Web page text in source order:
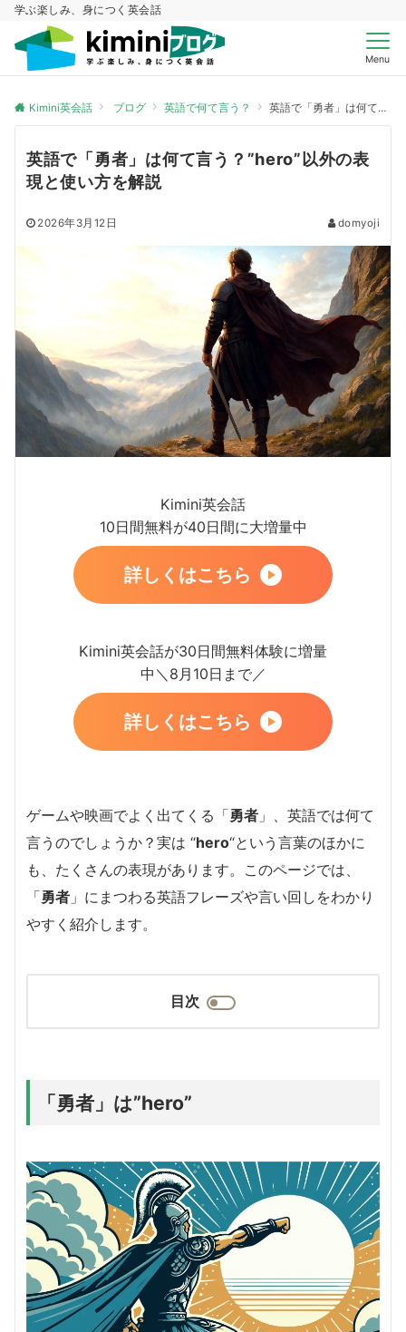
学ぶ楽しみ、身につく英会話
Menu
Kimini英会話 ブログ 英語で何て言う？ 英語で「勇者」は何て言う？”hero”以外の表現と使い方を解説
英語で「勇者」は何て言う？”hero”以外の表
現と使い方を解説
2026年3月12日 domyoji
Kimini英会話
10日間無料が40日間に大増量中
詳しくはこちら
Kimini英会話が30日間無料体験に増量
中＼8月10日まで／
詳しくはこちら
ゲームや映画でよく出てくる「勇者 」、英語では何て
言うのでしょうか？実は “hero“という言葉のほかに
も、たくさんの表現があります。このページでは、
「勇者 」にまつわる英語フレーズや言い回しをわかり
やすく紹介します。
目次
「勇者」は”hero”